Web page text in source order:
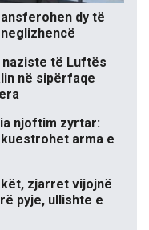
dy të
të Luftës
në sipërfaqe
njoftim zyrtar:
arma e
zjarret vijojnë
pyje, ullishte e